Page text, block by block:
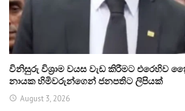
විනිසුරු විශ්‍රාම වයස වැඩ කිරීමට එරෙහිව
නායක හිමිවරුන්ගෙන් ජනපතිට ලිපියක්
August 3, 2026